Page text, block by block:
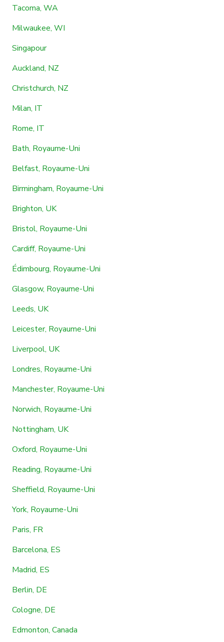
Tacoma, WA
Milwaukee, WI
Singapour
Auckland, NZ
Christchurch, NZ
Milan, IT
Rome, IT
Bath, Royaume-Uni
Belfast, Royaume-Uni
Birmingham, Royaume-Uni
Brighton, UK
Bristol, Royaume-Uni
Cardiff, Royaume-Uni
Édimbourg, Royaume-Uni
Glasgow, Royaume-Uni
Leeds, UK
Leicester, Royaume-Uni
Liverpool, UK
Londres, Royaume-Uni
Manchester, Royaume-Uni
Norwich, Royaume-Uni
Nottingham, UK
Oxford, Royaume-Uni
Reading, Royaume-Uni
Sheffield, Royaume-Uni
York, Royaume-Uni
Paris, FR
Barcelona, ES
Madrid, ES
Berlin, DE
Cologne, DE
Edmonton, Canada